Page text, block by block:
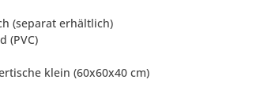
(separat erhältlich)
(PVC)
klein (60x60x40 cm)